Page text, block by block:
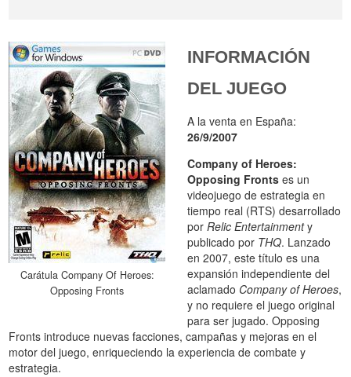
Carátula Company Of Heroes:
Opposing Fronts
INFORMACIÓN
DEL JUEGO
A la venta en España:
26/9/2007
Company of Heroes:
Opposing Fronts es un
videojuego de estrategia en
tiempo real (RTS) desarrollado
porRelic Entertainmenty
publicado por THQ. Lanzado
en 2007, este título es una
expansión independiente del
aclamado Company of Heroes,
y no requiere el juego original
para ser jugado. Opposing
Fronts introduce nuevas facciones, campañas y mejoras en el
motor del juego, enriqueciendo la experiencia de combate y
estrategia.